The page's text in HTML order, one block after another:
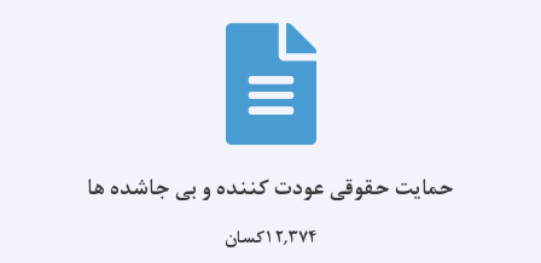
حمایت حقوقی عودت کننده و بی جاشده ها
۱۲,۳۷۴کسان